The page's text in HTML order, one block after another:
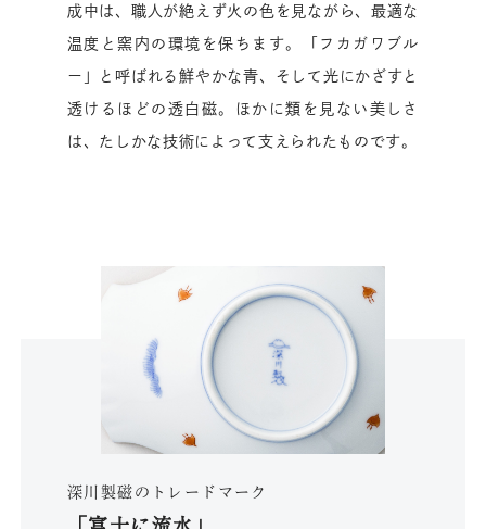
成中は、職人が絶えず火の色を見ながら、最適な
温度と窯内の環境を保ちます。「フカガワブル
ー」と呼ばれる鮮やかな青、そして光にかざすと
透けるほどの透白磁。ほかに類を見ない美しさ
は、たしかな技術によって支えられたものです。
深川製磁のトレードマーク